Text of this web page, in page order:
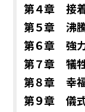
第４章 接
第５章 沸
第６章 強
第７章 犠
第８章 幸
第９章 儀